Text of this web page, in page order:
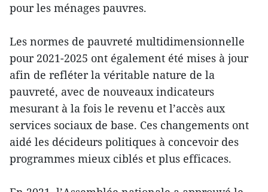
pour les ménages pauvres.
Les normes de pauvreté multidimensionnelle
pour 2021-2025 ont également été mises à jour
afin de refléter la véritable nature de la
pauvreté, avec de nouveaux indicateurs
mesurant à la fois le revenu et l’accès aux
services sociaux de base. Ces changements ont
aidé les décideurs politiques à concevoir des
programmes mieux ciblés et plus efficaces.